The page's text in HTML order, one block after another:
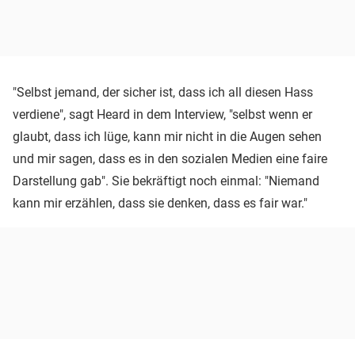
"Selbst jemand, der sicher ist, dass ich all diesen Hass
verdiene", sagt Heard in dem Interview, "selbst wenn er
glaubt, dass ich lüge, kann mir nicht in die Augen sehen
und mir sagen, dass es in den sozialen Medien eine faire
Darstellung gab". Sie bekräftigt noch einmal: "Niemand
kann mir erzählen, dass sie denken, dass es fair war."